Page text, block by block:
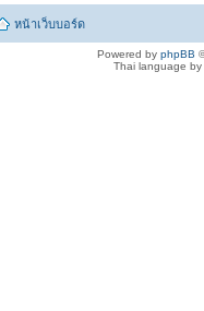
หน้าเว็บบอร์ด
Powered by phpBB
Thai language by